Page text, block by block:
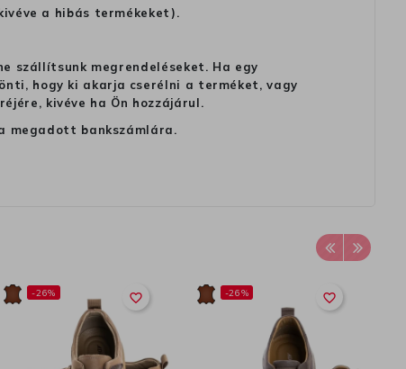
a hibás termékeket).
szállítsunk megrendeléseket. Ha egy
hogy ki akarja cserélni a terméket, vagy
kivéve ha Ön hozzájárul.
megadott bankszámlára.
favorite_border
-26% favorite_border
-26%